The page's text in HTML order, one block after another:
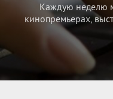
Каждую неделю
кинопремьерах,